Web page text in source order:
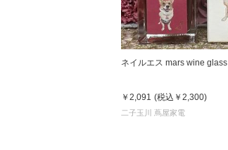
ネイルエス mars wine glass
￥2,091 (税込 ￥2,300)
二子玉川 蔦屋家電